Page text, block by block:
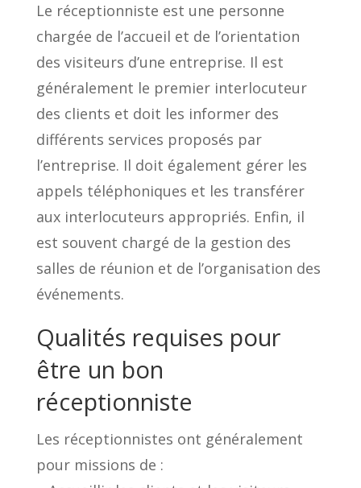
Le réceptionniste est une personne
chargée de l’accueil et de l’orientation
des visiteurs d’une entreprise. Il est
généralement le premier interlocuteur
des clients et doit les informer des
différents services proposés par
l’entreprise. Il doit également gérer les
appels téléphoniques et les transférer
aux interlocuteurs appropriés. Enfin, il
est souvent chargé de la gestion des
salles de réunion et de l’organisation des
événements.
Qualités requises pour
être un bon
réceptionniste
Les réceptionnistes ont généralement
pour missions de :